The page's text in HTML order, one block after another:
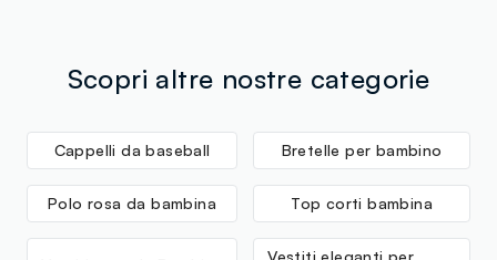
tuoi prodotti in negozio, il servizio è sempre gratuito.
Scopri altre nostre categorie
Cappelli da baseball Bretelle per bambino
Polo rosa da bambina Top corti bambina
Vestiti eleganti per